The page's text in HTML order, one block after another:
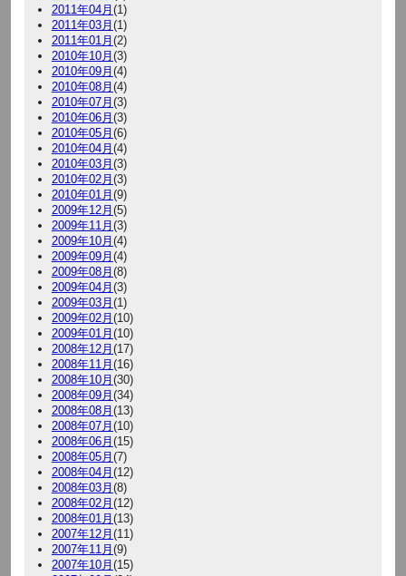
2011年04月 (1)
2011年03月 (1)
2011年01月 (2)
2010年10月 (3)
2010年09月 (4)
2010年08月 (4)
2010年07月 (3)
2010年06月 (3)
2010年05月 (6)
2010年04月 (4)
2010年03月 (3)
2010年02月 (3)
2010年01月 (9)
2009年12月 (5)
2009年11月 (3)
2009年10月 (4)
2009年09月 (4)
2009年08月 (8)
2009年04月 (3)
2009年03月 (1)
2009年02月 (10)
2009年01月 (10)
2008年12月 (17)
2008年11月 (16)
2008年10月 (30)
2008年09月 (34)
2008年08月 (13)
2008年07月 (10)
2008年06月 (15)
2008年05月 (7)
2008年04月 (12)
2008年03月 (8)
2008年02月 (12)
2008年01月 (13)
2007年12月 (11)
2007年11月 (9)
2007年10月 (15)